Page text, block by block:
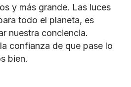
y más grande. Las luces
todo el planeta, es
nuestra conciencia.
confianza de que pase lo
bien.